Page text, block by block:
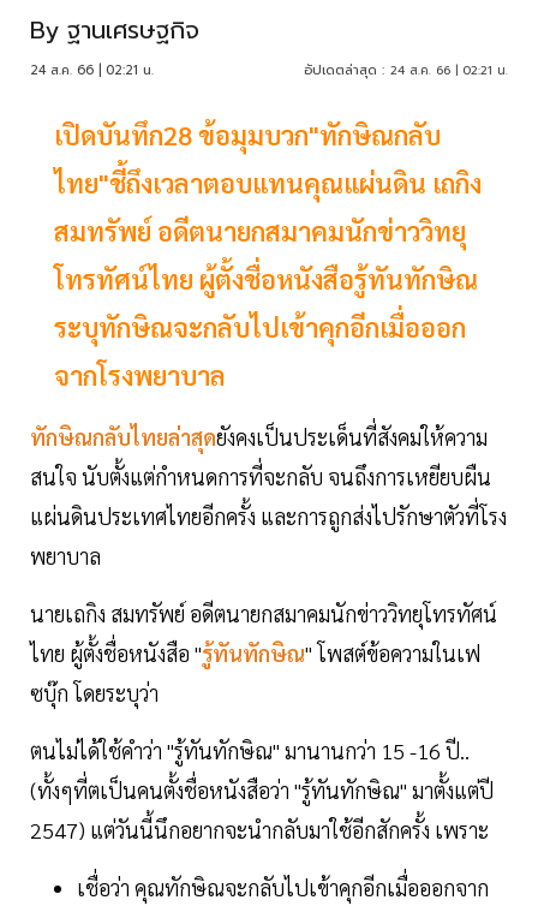
By ฐานเศรษฐกิจ
24 ส.ค. 66 | 02:21 น. อัปเดตล่าสุด : 24 ส.ค. 66 | 02:21 น.
เปิดบันทึก28 ข้อมุมบวก"ทักษิณกลับ
ไทย"ชี้ถึงเวลาตอบแทนคุณแผ่นดิน เถกิง
สมทรัพย์ อดีตนายกสมาคมนักข่าววิทยุ
โทรทัศน์ไทย ผู้ตั้งชื่อหนังสือรู้ทันทักษิณ
ระบุทักษิณจะกลับไปเข้าคุกอีกเมื่อออก
จากโรงพยาบาล
ทักษิณกลับไทยล่าสุดยังคงเป็นประเด็นที่สังคมให้ความ
สนใจ นับตั้งแต่กำหนดการที่จะกลับ จนถึงการเหยียบผืน
แผ่นดินประเทศไทยอีกครั้ง และการถูกส่งไปรักษาตัวที่โรง
พยาบาล
นายเถกิง สมทรัพย์ อดีตนายกสมาคมนักข่าววิทยุโทรทัศน์
ไทย ผู้ตั้งชื่อหนังสือ "รู้ทันทักษิณ" โพสต์ข้อความในเฟ
ซบุ๊ก โดยระบุว่า
ตนไม่ได้ใช้คำว่า "รู้ทันทักษิณ" มานานกว่า 15 -16 ปี..
(ทั้งๆที่ตเป็นคนตั้งชื่อหนังสือว่า "รู้ทันทักษิณ" มาตั้งแต่ปี
2547) แต่วันนี้นึกอยากจะนำกลับมาใช้อีกสักครั้ง เพราะ
เชื่อว่า คุณทักษิณจะกลับไปเข้าคุกอีกเมื่อออกจาก